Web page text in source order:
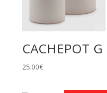
CACHEPOT G
25.00€